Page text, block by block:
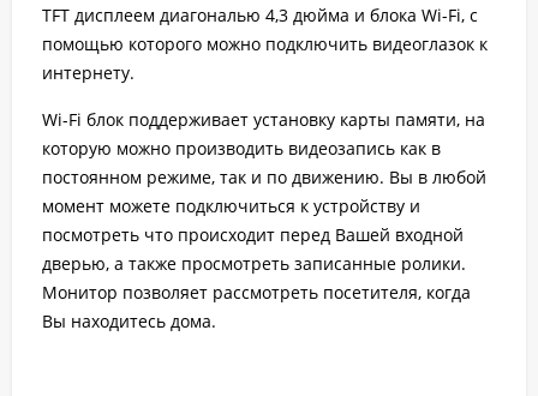
TFT дисплеем диагональю 4,3 дюйма и блока Wi-Fi, с
помощью которого можно подключить видеоглазок к
интернету.
Wi-Fi блок поддерживает установку карты памяти, на
которую можно производить видеозапись как в
постоянном режиме, так и по движению. Вы в любой
момент можете подключиться к устройству и
посмотреть что происходит перед Вашей входной
дверью, а также просмотреть записанные ролики.
Монитор позволяет рассмотреть посетителя, когда
Вы находитесь дома.